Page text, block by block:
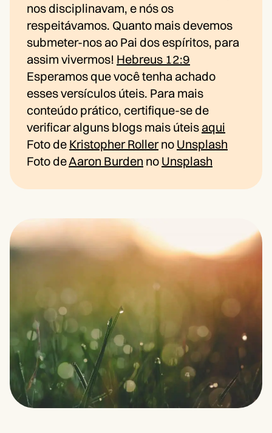
nos disciplinavam, e nós os
respeitávamos. Quanto mais devemos
submeter-nos ao Pai dos espíritos, para
assim vivermos! Hebreus 12:9
Esperamos que você tenha achado
esses versículos úteis. Para mais
conteúdo prático, certifique-se de
verificar alguns blogs mais úteis aqui
Foto de Kristopher Rollerno Unsplash
Foto deAaron Burden no Unsplash